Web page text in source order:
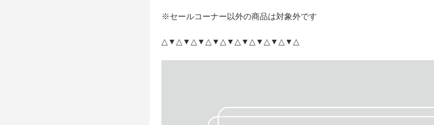
※セールコーナー以外の商品は対象外です
△▼△▼△▼△▼△▼△▼△▼△▼△▼△